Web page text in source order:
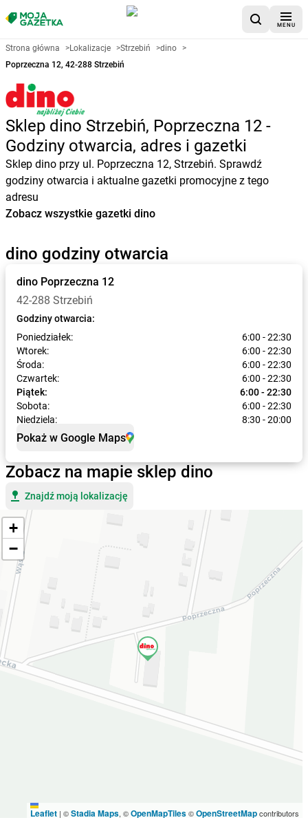
MENU
Strona główna >Lokalizacje >Strzebiń >dino >
Poprzeczna 12, 42-288 Strzebiń
Sklep dino Strzebiń, Poprzeczna 12 -
Godziny otwarcia, adres i gazetki
Sklep dino przy ul. Poprzeczna 12, Strzebiń. Sprawdź
godziny otwarcia i aktualne gazetki promocyjne z tego
adresu
Zobacz wszystkie gazetki dino
dino godziny otwarcia
dino Poprzeczna 12
42-288 Strzebiń
Godziny otwarcia:
Poniedziałek:
6:00 - 22:30
Wtorek:
6:00 - 22:30
Środa:
6:00 - 22:30
Czwartek:
6:00 - 22:30
Piątek:
6:00 - 22:30
Sobota:
6:00 - 22:30
Niedziela:
8:30 - 20:00
Pokaż w Google Maps
Zobacz na mapie sklep dino
Znajdź moją lokalizację
+
−
Leaflet | ©Stadia Maps, ©OpenMapTiles©OpenStreetMapcontributors